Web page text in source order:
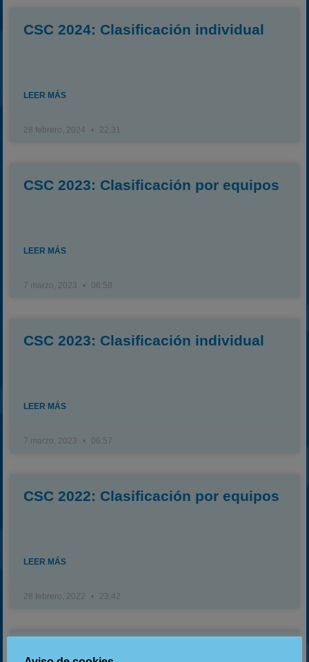
CSC 2024: Clasificación individual
LEER MÁS
28 febrero, 2024 22:31
CSC 2023: Clasificación por equipos
LEER MÁS
7 marzo, 2023 06:58
CSC 2023: Clasificación individual
LEER MÁS
7 marzo, 2023 06:57
CSC 2022: Clasificación por equipos
LEER MÁS
28 febrero, 2022 23:42